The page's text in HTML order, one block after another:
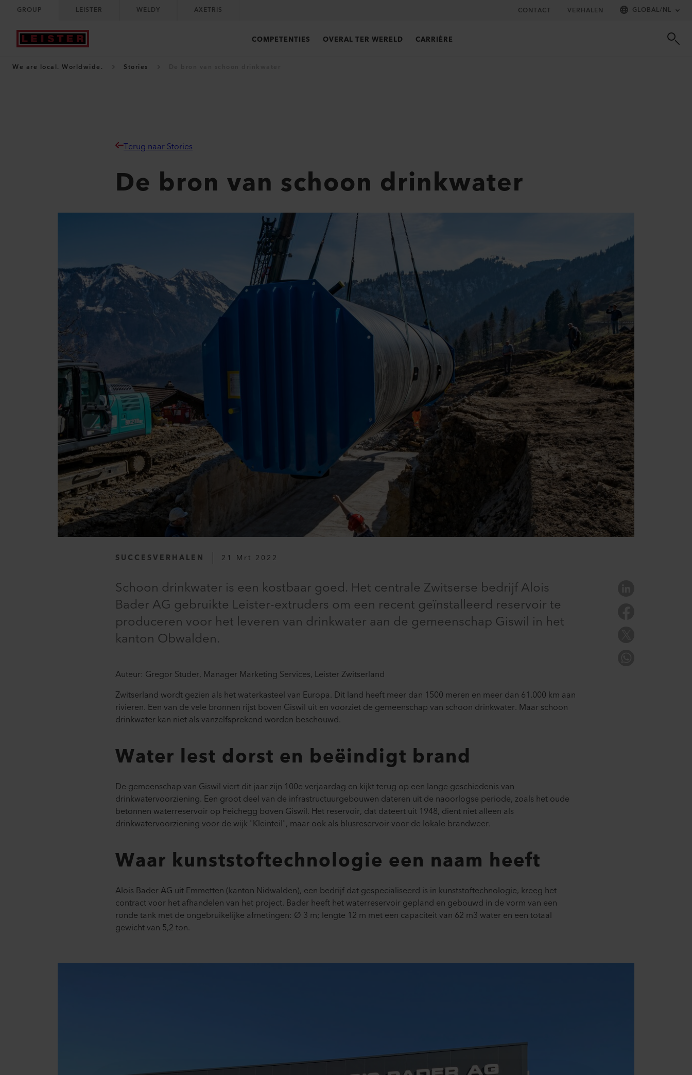
GROUP LEISTER WELDY AXETRIS CONTACT VERHALEN GLOBAL/NL
COMPETENTIES OVERAL TER WERELD CARRIÈRE
We are local. Worldwide. Stories
Terug naar Stories
De bron van schoon drinkwater
SUCCESVERHALEN 21 Mrt 2022
Schoon drinkwater is een kostbaar goed. Het centrale Zwitserse bedrijf Alois
Bader AG gebruikte Leister-extruders om een recent geïnstalleerd reservoir te
produceren voor het leveren van drinkwater aan de gemeenschap Giswil in het
kanton Obwalden.
Auteur: Gregor Studer, Manager Marketing Services, Leister Zwitserland
Zwitserland wordt gezien als het waterkasteel van Europa. Dit land heeft meer dan 1500 meren en meer dan 61.000 km aan
rivieren. Een van de vele bronnen rijst boven Giswil uit en voorziet de gemeenschap van schoon drinkwater. Maar schoon
drinkwater kan niet als vanzelfsprekend worden beschouwd.
Water lest dorst en beëindigt brand
De gemeenschap van Giswil viert dit jaar zijn 100e verjaardag en kijkt terug op een lange geschiedenis van
drinkwatervoorziening. Een groot deel van de infrastructuurgebouwen dateren uit de naoorlogse periode, zoals het oude
betonnen waterreservoir op Feichegg boven Giswil. Het reservoir, dat dateert uit 1948, dient niet alleen als
drinkwatervoorziening voor de wijk "Kleinteil", maar ook als blusreservoir voor de lokale brandweer.
Waar kunststoftechnologie een naam heeft
Alois Bader AG uit Emmetten (kanton Nidwalden), een bedrijf dat gespecialiseerd is in kunststoftechnologie, kreeg het
contract voor het afhandelen van het project. Bader heeft het waterreservoir gepland en gebouwd in de vorm van een
ronde tank met de ongebruikelijke afmetingen: Ø 3 m; lengte 12 m met een capaciteit van 62 m3 water en een totaal
gewicht van 5,2 ton.